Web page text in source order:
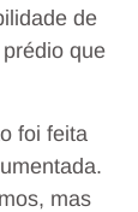
de
que
foi feita
mas